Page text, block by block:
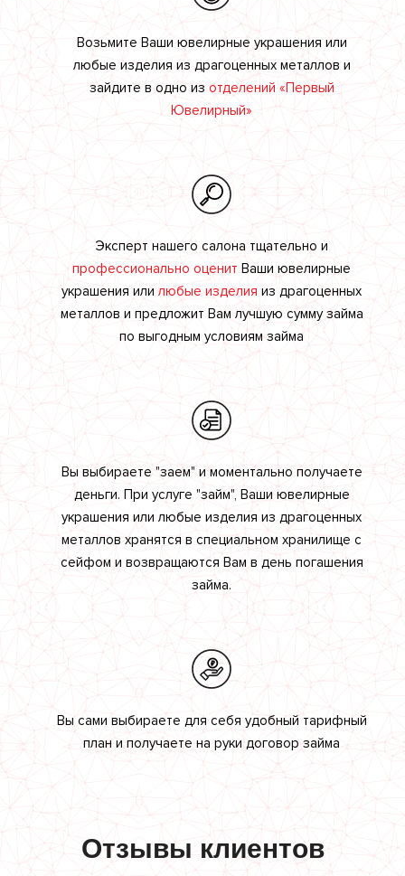
Возьмите Ваши ювелирные украшения или
любые изделия из драгоценных металлов и
зайдите в одно из отделений «Первый
Ювелирный»
Эксперт нашего салона тщательно и
профессионально оценит Ваши ювелирные
украшения или любые изделия из драгоценных
металлов и предложит Вам лучшую сумму займа
по выгодным условиям займа
Вы выбираете "заем" и моментально получаете
деньги. При услуге "займ", Ваши ювелирные
украшения или любые изделия из драгоценных
металлов хранятся в специальном хранилище с
сейфом и возвращаются Вам в день погашения
займа.
Вы сами выбираете для себя удобный тарифный
план и получаете на руки договор займа
Отзывы клиентов